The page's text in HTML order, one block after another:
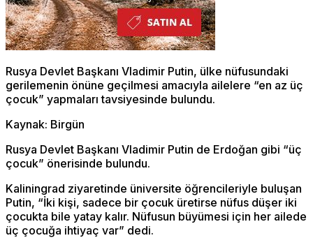
Rusya Devlet Başkanı Vladimir Putin, ülke nüfusundaki
gerilemenin önüne geçilmesi amacıyla ailelere “en az üç
çocuk” yapmaları tavsiyesinde bulundu.
Kaynak: Birgün
Rusya Devlet Başkanı Vladimir Putin de Erdoğan gibi “üç
çocuk” önerisinde bulundu.
Kaliningrad ziyaretinde üniversite öğrencileriyle buluşan
Putin, “İki kişi, sadece bir çocuk üretirse nüfus düşer iki
çocukta bile yatay kalır. Nüfusun büyümesi için her ailede
üç çocuğa ihtiyaç var” dedi.